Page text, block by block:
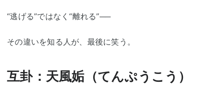
“逃げる”ではなく“離れる”──
その違いを知る人が、最後に笑う。
互卦：天風姤（てんぷうこう）